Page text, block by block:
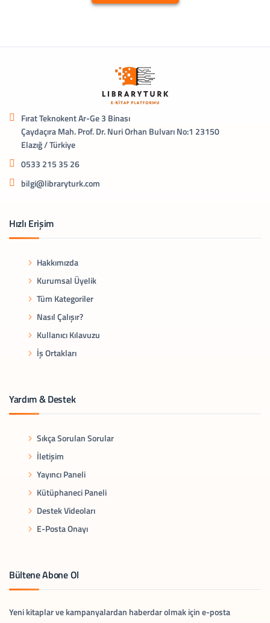
Fırat Teknokent Ar-Ge 3 Binası
Çaydaçıra Mah. Prof. Dr. Nuri Orhan Bulvarı No:1 23150
Elazığ / Türkiye
0533 215 35 26
bilgi@libraryturk.com
Hızlı Erişim
Hakkımızda
Kurumsal Üyelik
Tüm Kategoriler
Nasıl Çalışır?
Kullanıcı Kılavuzu
İş Ortakları
Yardım & Destek
Sıkça Sorulan Sorular
İletişim
Yayıncı Paneli
Kütüphaneci Paneli
Destek Videoları
E-Posta Onayı
Bültene Abone Ol
Yeni kitaplar ve kampanyalardan haberdar olmak için e-posta